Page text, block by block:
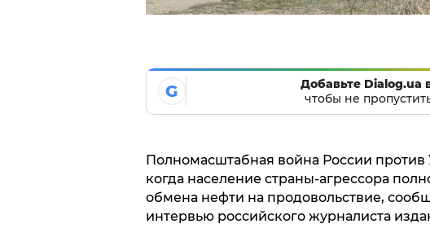
G
Добавьте Dialog.ua
чтобы не
Полномасштабная война России против
когда население страны-агрессора
обмена нефти на продовольствие,
интервью российского журналиста